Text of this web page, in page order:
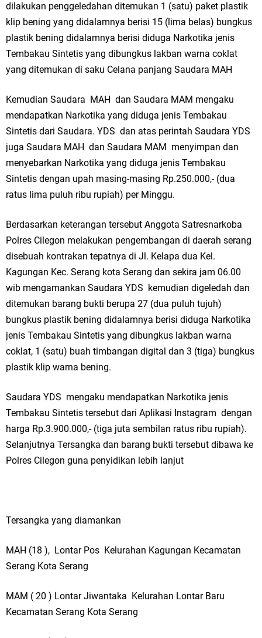
PDUF MUI Jatim Gelar Doa Awal Tahun Hijriah, Teguhkan Optimisme
Menuju Indonesia Emas 2045
Reses Anggota DPRD Jabar M. Rizky di Desa Cibitung Wetan: Serap
Hari Jadi Pertama PHIGMA: Advokat dan LBH Perkuat Soliditas di
Jakarta
Pemdes Cibanteng Salurkan PMT: Cegah Stunting, Perkuat Gizi Balita
dan Ibu Hamil Narasi
Karang Taruna Gresik Perkuat Ekonomi Lewat Pemanfaatan Gedung C
Islamic Center
Nila Yani Apresiasi Launching Komunitas Gowes dan Pasar Ahad
Jajanan Jadul di Ecopark Randuagung
Takmir Masjid KH Robbach Ma’sum Gelar Penyembelihan Hewan
Kurban untuk Ratusan Warga
Ponpes Himmatul Khoiriyah Gelar Penyembelihan Hewan Qurban dari
dilakukan penggeledahan ditemukan 1 (satu) paket plastik
klip bening yang didalamnya berisi 15 (lima belas) bungkus
plastik bening didalamnya berisi diduga Narkotika jenis
Tembakau Sintetis yang dibungkus lakban warna coklat
yang ditemukan di saku Celana panjang Saudara MAH
Kemudian Saudara MAH dan Saudara MAM mengaku
mendapatkan Narkotika yang diduga jenis Tembakau
Sintetis dari Saudara. YDS dan atas perintah Saudara YDS
juga Saudara MAH dan Saudara MAM menyimpan dan
menyebarkan Narkotika yang diduga jenis Tembakau
Sintetis dengan upah masing-masing Rp.250.000,- (dua
ratus lima puluh ribu rupiah) per Minggu.
Berdasarkan keterangan tersebut Anggota Satresnarkoba
Polres Cilegon melakukan pengembangan di daerah serang
disebuah kontrakan tepatnya di Jl. Kelapa dua Kel.
Kagungan Kec. Serang kota Serang dan sekira jam 06.00
wib mengamankan Saudara YDS kemudian digeledah dan
ditemukan barang bukti berupa 27 (dua puluh tujuh)
bungkus plastik bening didalamnya berisi diduga Narkotika
jenis Tembakau Sintetis yang dibungkus lakban warna
coklat, 1 (satu) buah timbangan digital dan 3 (tiga) bungkus
plastik klip warna bening.
Saudara YDS mengaku mendapatkan Narkotika jenis
Tembakau Sintetis tersebut dari Aplikasi Instagram dengan
harga Rp.3.900.000,- (tiga juta sembilan ratus ribu rupiah).
Selanjutnya Tersangka dan barang bukti tersebut dibawa ke
Polres Cilegon guna penyidikan lebih lanjut
Tersangka yang diamankan
MAH (18 ), Lontar Pos Kelurahan Kagungan Kecamatan
Serang Kota Serang
MAM ( 20 ) Lontar Jiwantaka Kelurahan Lontar Baru
Kecamatan Serang Kota Serang